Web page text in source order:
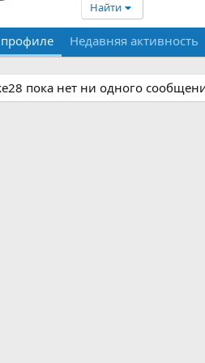
Найти
Недавняя активность
пока нет ни одного